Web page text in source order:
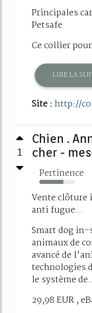
Principales
Petsafe
Ce collier
LIRE LA
Site : http://
1
Chien .
cher -
Pertinence
67%
Vente
anti fugue...
Smart dog
animaux de
avancé de
technologies
le système
29,98 EUR ,